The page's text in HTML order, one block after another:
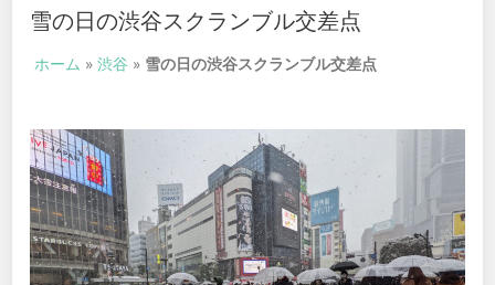
雪の日の渋谷スクランブル交差点
ホーム »渋谷 » 雪の日の渋谷スクランブル交差点